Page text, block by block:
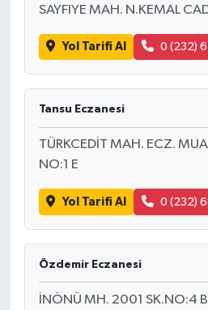
SAYFIYE MAH. N.KEMAL
Yol Tarifi Al 0 (232)
Tansu Eczanesi
TÜRKCEDİT MAH. ECZ.
NO:1 E
Yol Tarifi Al 0 (232)
Özdemir Eczanesi
İNÖNÜ MH. 2001 SK.NO:4 B